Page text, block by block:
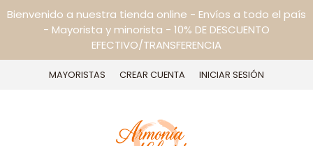
Bienvenido a nuestra tienda online - Envíos a todo el país
- Mayorista y minorista - 10% DE DESCUENTO
EFECTIVO/TRANSFERENCIA
MAYORISTAS CREAR CUENTA INICIAR SESIÓN